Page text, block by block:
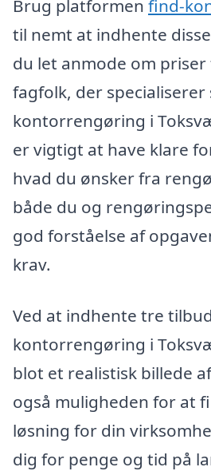
Brug platformen find-
til nemt at indhente
du let anmode om priser
fagfolk, der specialiserer
kontorrengøring i
er vigtigt at have klare
hvad du ønsker fra
både du og
god forståelse af
krav.
Ved at indhente tre
kontorrengøring i
blot et realistisk billede
også muligheden for at
løsning for din
dig for penge og tid på